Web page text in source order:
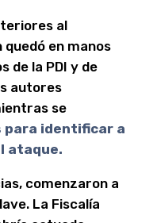
al
en manos
de la PDI y de
autores
se
para identificar a
ataque.
comenzaron a
La Fiscalía